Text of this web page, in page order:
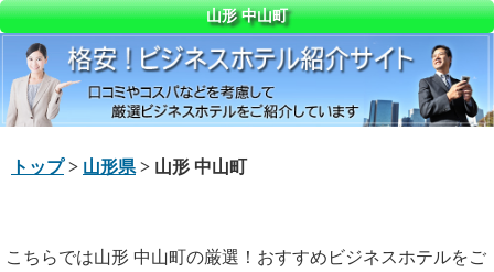
山形 中山町
トップ> 山形県 > 山形 中山町
こちらでは山形 中山町の厳選！おすすめビジネスホテルをご